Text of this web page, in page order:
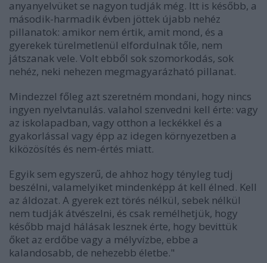
anyanyelvüket se nagyon tudják még. Itt is később, a
második-harmadik évben jöttek újabb nehéz
pillanatok: amikor nem értik, amit mond, és a
gyerekek türelmetlenül elfordulnak tőle, nem
játszanak vele. Volt ebből sok szomorkodás, sok
nehéz, neki nehezen megmagyarázható pillanat.
Mindezzel főleg azt szeretném mondani, hogy nincs
ingyen nyelvtanulás. valahol szenvedni kell érte: vagy
az iskolapadban, vagy otthon a leckékkel és a
gyakorlással vagy épp az idegen környezetben a
kiközösítés és nem-értés miatt.
Egyik sem egyszerű, de ahhoz hogy tényleg tudj
beszélni, valamelyiket mindenképp át kell élned. Kell
az áldozat. A gyerek ezt törés nélkül, sebek nélkül
nem tudják átvészelni, és csak remélhetjük, hogy
később majd hálásak lesznek érte, hogy bevittük
őket az erdőbe vagy a mélyvízbe, ebbe a
kalandosabb, de nehezebb életbe."